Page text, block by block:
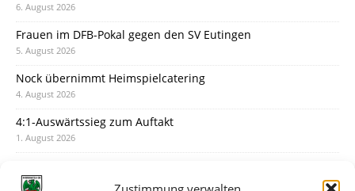
6. August 2026
Frauen im DFB-Pokal gegen den SV Eutingen
5. August 2026
Nock übernimmt Heimspielcatering
4. August 2026
4:1-Auswärtssieg zum Auftakt
1. August 2026
31. Juli 2026